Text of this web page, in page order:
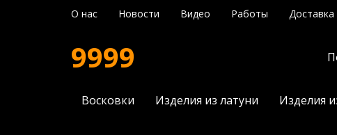
О нас Новости Видео Работы Доставка
9999
Восковки Изделия из латуни Изделия